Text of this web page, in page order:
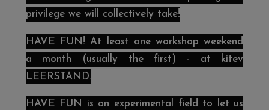
privilege we will collectively take!
HAVE FUN! At least one workshop weekend
a month (usually the first) - at kitev
LEERSTAND.
HAVE FUN is an experimental field to let us